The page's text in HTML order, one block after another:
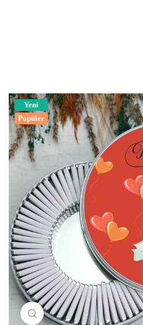
Yeni
Popüler
Resimi büyütmek için tıklayın